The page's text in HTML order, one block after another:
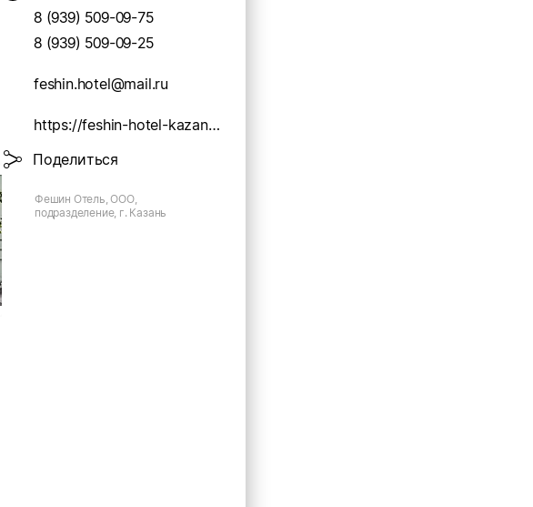
8 (939) 509-09-75
8 (939) 509-09-25
feshin.hotel@mail.ru
https://feshin-hotel-kazan.ru
Поделиться
Фешин Отель, ООО,
подразделение, г. Казань